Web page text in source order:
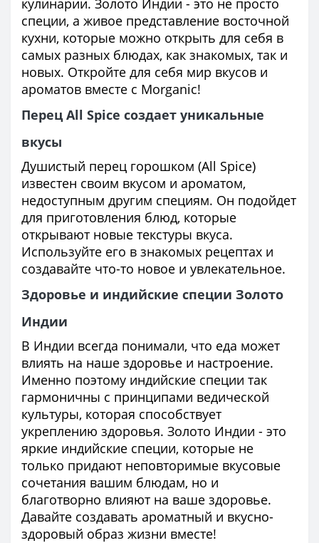
специи, а живое представление восточной
кухни, которые можно открыть для себя в
самых разных блюдах, как знакомых, так и
новых. Откройте для себя мир вкусов и
ароматов вместе с Morganic!
Перец All Spice создает уникальные
вкусы
Душистый перец горошком (All Spice)
известен своим вкусом и ароматом,
недоступным другим специям. Он подойдет
для приготовления блюд, которые
открывают новые текстуры вкуса.
Используйте его в знакомых рецептах и
создавайте что-то новое и увлекательное.
Здоровье и индийские специи Золото
Индии
В Индии всегда понимали, что еда может
влиять на наше здоровье и настроение.
Именно поэтому индийские специи так
гармоничны с принципами ведической
культуры, которая способствует
укреплению здоровья. Золото Индии - это
яркие индийские специи, которые не
только придают неповторимые вкусовые
сочетания вашим блюдам, но и
благотворно влияют на ваше здоровье.
Давайте создавать ароматный и вкусно-
здоровый образ жизни вместе!